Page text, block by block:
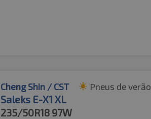
Cheng Shin / CST Pneus de verão
Saleks E-X1 XL
235/50R18 97W